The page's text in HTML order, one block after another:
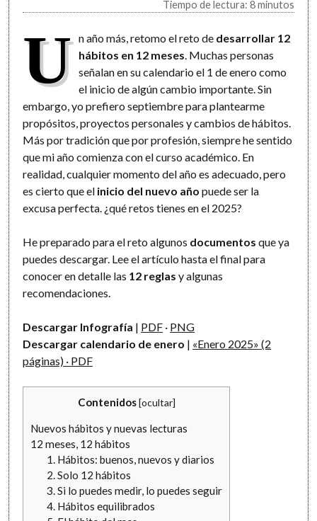
Tiempo de lectura: 8 minutos
U n año más, retomo el reto de desarrollar 12
hábitos en 12 meses. Muchas personas
señalan en su calendario el 1 de enero como
el inicio de algún cambio importante. Sin
embargo, yo prefiero septiembre para plantearme
propósitos, proyectos personales y cambios de hábitos.
Más por tradición que por profesión, siempre he sentido
que mi año comienza con el curso académico. En
realidad, cualquier momento del año es adecuado, pero
es cierto que el inicio del nuevo año puede ser la
excusa perfecta. ¿qué retos tienes en el 2025?
He preparado para el reto algunos documentos que ya
puedes descargar. Lee el artículo hasta el final para
conocer en detalle las 12 reglas y algunas
recomendaciones.
Descargar Infografía | PDF · PNG
Descargar calendario de enero | «Enero 2025» (2
páginas) · PDF
Contenidos [ocultar]
Nuevos hábitos y nuevas lecturas
12 meses, 12 hábitos
1. Hábitos: buenos, nuevos y diarios
2. Solo 12 hábitos
3. Si lo puedes medir, lo puedes seguir
4. Hábitos equilibrados